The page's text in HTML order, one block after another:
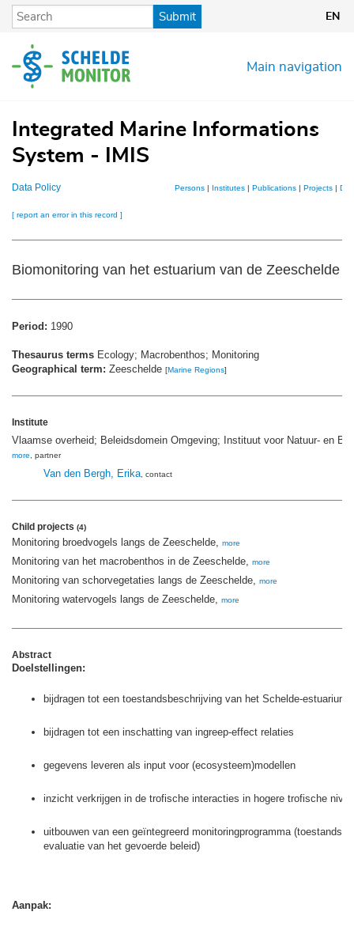
Skip
content
Submit EN
Main navigation
Integrated Marine Informations
System - IMIS
Data Policy Persons | Institutes | Publications | Projects |
[ report an error in this record ]
Biomonitoring van het estuarium van de Zeeschelde
Period: 1990
Thesaurus terms Ecology; Macrobenthos; Monitoring
Geographical term: Zeeschelde [Marine Regions]
Institute
Vlaamse overheid; Beleidsdomein Omgeving; Instituut voor Natuur- en
more , partner
Van den Bergh, Erika , contact
Child projects (4)
Monitoring broedvogels langs de Zeeschelde, more
Monitoring van het macrobenthos in de Zeeschelde, more
Monitoring van schorvegetaties langs de Zeeschelde, more
Monitoring watervogels langs de Zeeschelde, more
Abstract
Doelstellingen:
bijdragen tot een toestandsbeschrijving van het Schelde-estuarium
bijdragen tot een inschatting van ingreep-effect relaties
gegevens leveren als input voor (ecosysteem)modellen
inzicht verkrijgen in de trofische interacties in hogere trofische
uitbouwen van een geïntegreerd monitoringprogramma
evaluatie van het gevoerde beleid)
Aanpak: